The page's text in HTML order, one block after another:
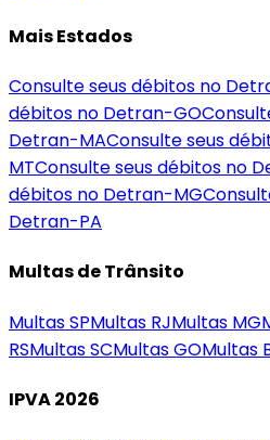
Mais Estados
Consulte seus débitos no
débitos no Detran-GO
Detran-MAConsulte seus
MTConsulte seus débitos no
débitos no Detran-MG
Detran-PA
Multas de Trânsito
MultasSPMultas RJMultas MG
RSMultasSCMultasGOMultas
IPVA 2026